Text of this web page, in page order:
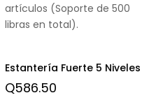
artículos (Soporte de 500
libras en total).
Estantería Fuerte 5 Niveles
Q586.50